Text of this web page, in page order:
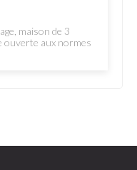
maison de 3
ouverte aux normes